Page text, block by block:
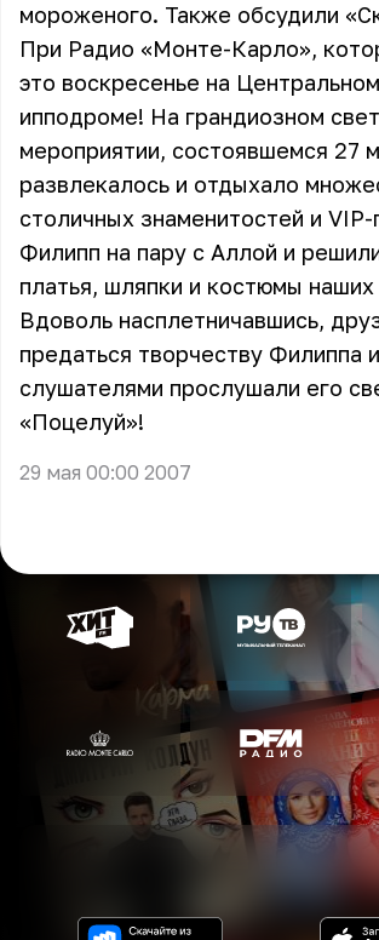
мороженого. Также обсудили
При Радио «Монте-Карло»,
это воскресенье на
ипподроме! На грандиозном
мероприятии, состоявшемся 27
развлекалось и отдыхало
столичных знаменитостей и
Филипп на пару с Аллой и
платья, шляпки и костюмы наших
Вдоволь насплетничавшись,
предаться творчеству Филиппа
слушателями прослушали его
«Поцелуй»!
29 мая 00:00 2007